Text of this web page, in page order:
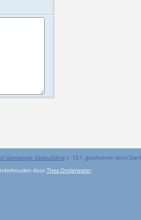
Genealogy Sitebuilding v. 13.1, geschreven door
doorThea Onderwater.